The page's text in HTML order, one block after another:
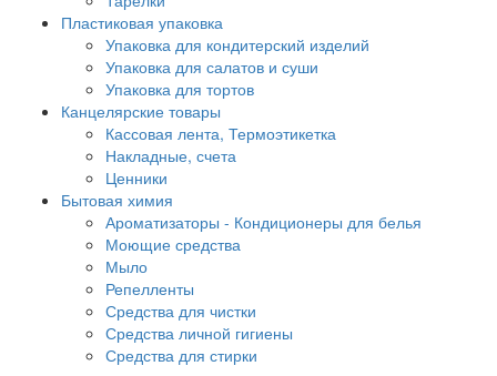
Пластиковая упаковка
Упаковка для кондитерский изделий
Упаковка для салатов и суши
Упаковка для тортов
Канцелярские товары
Кассовая лента, Термоэтикетка
Накладные, счета
Ценники
Бытовая химия
Ароматизаторы - Кондиционеры для белья
Моющие средства
Мыло
Репелленты
Средства для чистки
Средства личной гигиены
Средства для стирки